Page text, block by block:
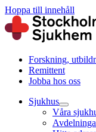
Hoppa till innehåll
Forskning,
Remittent
Jobba hos oss
Sjukhus
Våra